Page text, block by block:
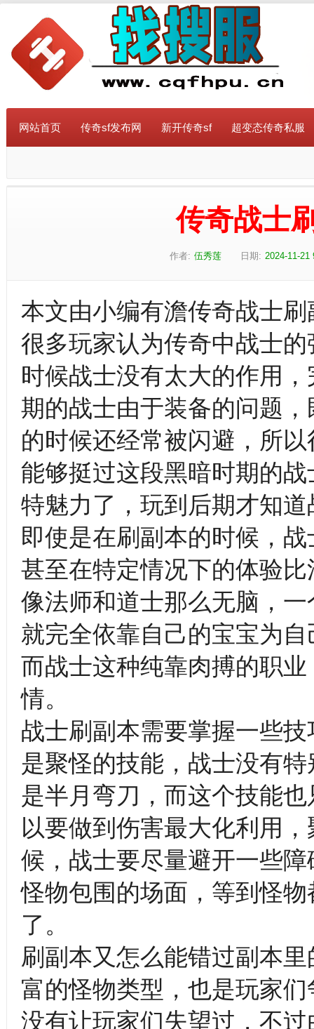
网站首页 传奇sf发布网 新开传奇sf 超变态传奇私服
传奇战士
作者: 伍秀莲 日期: 2024-11-21
本文由小编有澹传奇战士
很多玩家认为传奇中战士
时候战士没有太大的作用
期的战士由于装备的问题
的时候还经常被闪避，所
能够挺过这段黑暗时期的
特魅力了，玩到后期才知
即使是在刷副本的时候，
甚至在特定情况下的体验
像法师和道士那么无脑，
就完全依靠自己的宝宝为
而战士这种纯靠肉搏的职
情。
战士刷副本需要掌握一些
是聚怪的技能，战士没有
是半月弯刀，而这个技能
以要做到伤害最大化利用
候，战士要尽量避开一些
怪物包围的场面，等到怪
了。
刷副本又怎么能错过副本
富的怪物类型，也是玩家
没有让玩家们失望过，不